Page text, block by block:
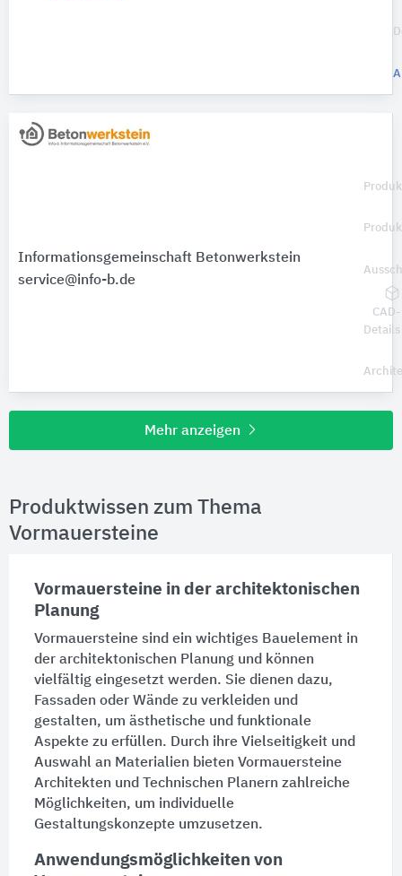
Informationsgemeinschaft Betonwerkstein
service@info-b.de
CAD-
Details
Mehr anzeigen
Produktwissen zum Thema
Vormauersteine
Vormauersteine in der architektonischen
Planung
Vormauersteine sind ein wichtiges Bauelement in
der architektonischen Planung und können
vielfältig eingesetzt werden. Sie dienen dazu,
Fassaden oder Wändezu verkleiden und
gestalten, um ästhetische und funktionale
Aspekte zu erfüllen. Durch ihre Vielseitigkeit und
Auswahl an Materialien bieten Vormauersteine
Architekten und Technischen Planern zahlreiche
Möglichkeiten, um individuelle
Gestaltungskonzepte umzusetzen.
Anwendungsmöglichkeiten von